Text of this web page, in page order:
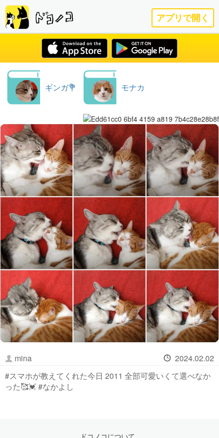
アプリで開く
ギンガ💐 モナカ
mina
2024.02.02
#スマホが教えてくれた今日 2011 全部可愛いくて選べなか
った🥰💓 #なかよし